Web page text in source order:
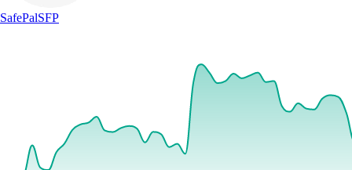
SafePalSFP